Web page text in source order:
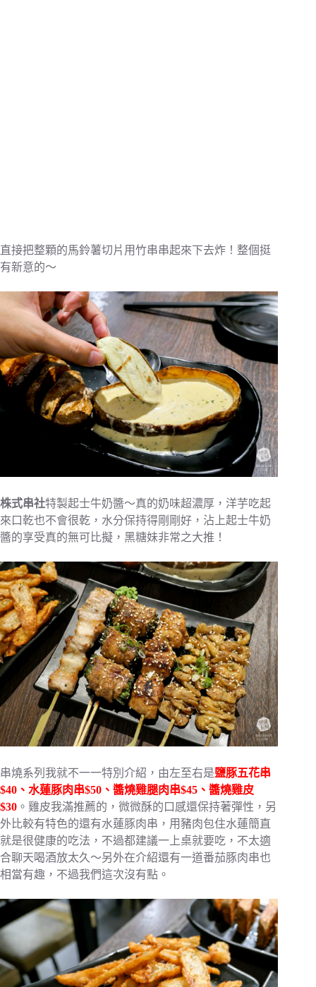
直接把整顆的馬鈴薯切片用竹串串起來下去炸！整個挺
有新意的～
株式串社特製起士牛奶醬～真的奶味超濃厚，洋芋吃起
來口乾也不會很乾，水分保持得剛剛好，沾上起士牛奶
醬的享受真的無可比擬，黑糖妹非常之大推！
串燒系列我就不一一特別介紹，由左至右是鹽豚五花串
$40、水蓮豚肉串$50、醬燒雞腿肉串$45、醬燒雞皮
$30 。雞皮我滿推薦的，微微酥的口感還保持著彈性，另
外比較有特色的還有水蓮豚肉串，用豬肉包住水蓮簡直
就是很健康的吃法，不過都建議一上桌就要吃，不太適
合聊天喝酒放太久～另外在介紹還有一道番茄豚肉串也
相當有趣，不過我們這次沒有點。